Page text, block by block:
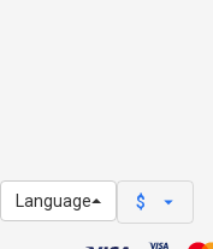
Language $ arrow_drop_down